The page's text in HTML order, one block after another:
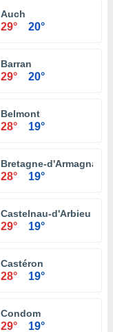
Auch
29° 20°
Barran
29° 20°
Belmont
28° 19°
Bretagne-d'Armagnac
28° 19°
Castelnau-d'Arbieu
29° 19°
Castéron
28° 19°
Condom
29° 19°